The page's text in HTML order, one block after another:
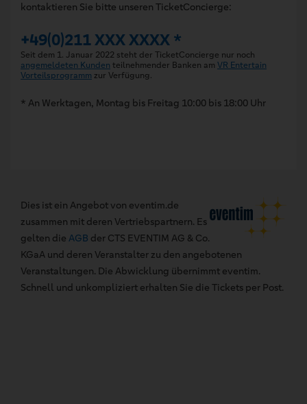
kontaktieren Sie bitte unseren TicketConcierge:
+49(0)211 XXX XXXX *
Seit dem 1. Januar 2022 steht der TicketConcierge nur noch
angemeldeten Kunden teilnehmender Banken am VR Entertain
Vorteilsprogramm zur Verfügung.
* An Werktagen, Montag bis Freitag 10:00 bis 18:00 Uhr
Dies ist ein Angebot von eventim.de
zusammen mit deren Vertriebspartnern. Es
gelten die AGB der CTS EVENTIM AG & Co.
KGaA und deren Veranstalter zu den angebotenen
Veranstaltungen. Die Abwicklung übernimmt eventim.
Schnell und unkompliziert erhalten Sie die Tickets per Post.